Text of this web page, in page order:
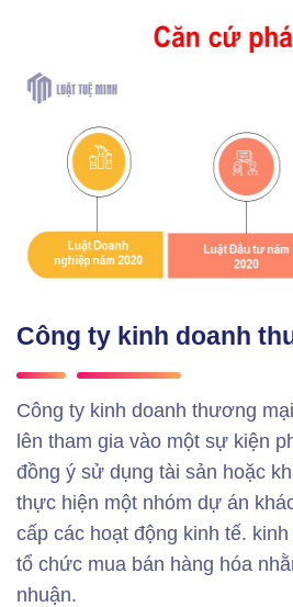
Công ty kinh doanh
Công ty kinh doanh thương
lên tham gia vào một sự kiện
đồng ý sử dụng tài sản hoặc
thực hiện một nhóm dự án
cấp các hoạt động kinh tế.
tổ chức mua bán hàng hóa
nhuận.